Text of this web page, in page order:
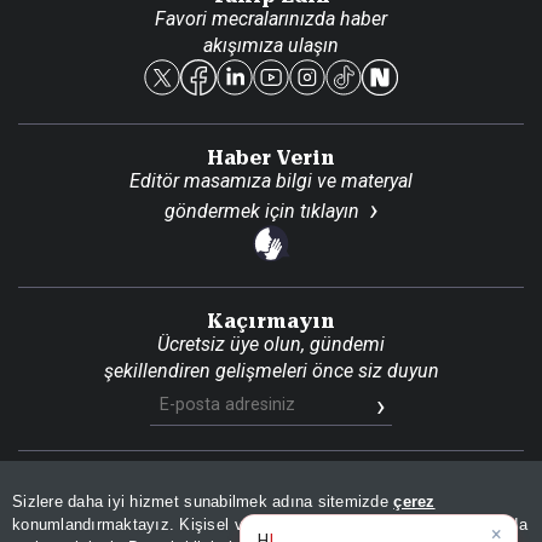
Sizlere daha iyi hizmet sunabilmek adına sitemizdeçerez
konumlandırmaktayız. Kişisel verileriniz, KVKK ve GDPR kapsamında
Reklam Ver
Favori mecralarınızda haber
akışımıza ulaşın
Haber Verin
Editör masamıza bilgi ve materyal
göndermek için tıklayın
Kaçırmayın
Ücretsiz üye olun, gündemi
şekillendiren gelişmeleri önce siz duyun
Son DakikaSite HaritasıRSSKVKK Aydınlatma Metni
Gizlilik PolitikasıÇerez Politikası
×